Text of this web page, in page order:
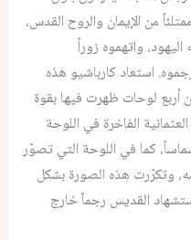
من الإيمان والروح القدس،
واتهموه زوراً
استعاد كارباشيو هذه
لوحات ظهرت فيها بقوة
الفاخرة في اللوحة
كما في اللوحة التي تصوّر
وتكرّرت هذه الصورة بشكل
القديس رجماّ خارج